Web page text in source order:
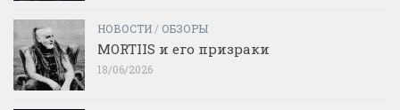
НОВОСТИ/ ОБЗОРЫ
MORTIIS и его призраки
18/06/2026